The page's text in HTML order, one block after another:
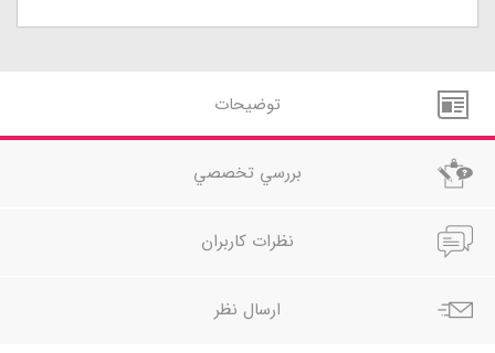
توضيحات
بررسي تخصصي
نظرات کاربران
ارسال نظر